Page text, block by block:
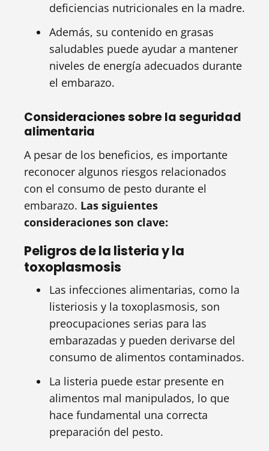
deficiencias nutricionales en la madre.
Además, su contenido en grasas
saludables puede ayudar a mantener
niveles de energía adecuados durante
el embarazo.
Consideraciones sobre la seguridad
alimentaria
A pesar de los beneficios, es importante
reconocer algunos riesgos relacionados
con el consumo de pesto durante el
embarazo. Las siguientes
consideraciones son clave:
Peligros de la listeria y la
toxoplasmosis
Las infecciones alimentarias, como la
listeriosis y la toxoplasmosis, son
preocupaciones serias para las
embarazadas y pueden derivarse del
consumo de alimentos contaminados.
La listeria puede estar presente en
alimentos mal manipulados, lo que
hace fundamental una correcta
preparación del pesto.